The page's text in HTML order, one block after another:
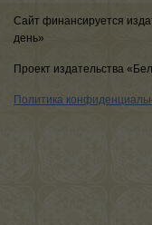
Сайт финансируется
день»
Проект издательства
Политика